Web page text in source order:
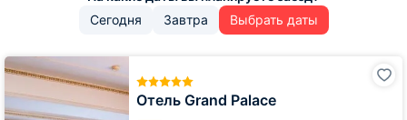
Сегодня Завтра Выбрать даты
Отель Grand Palace
Отель
Grand
Palace